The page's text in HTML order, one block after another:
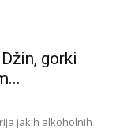
gorki
jakih alkoholnih